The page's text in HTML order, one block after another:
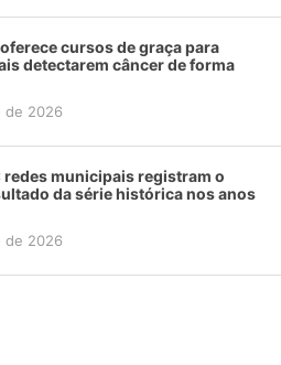
cursos de graça para
detectarem câncer de forma
de 2026
redes municipais registram o
da série histórica nos anos
de 2026